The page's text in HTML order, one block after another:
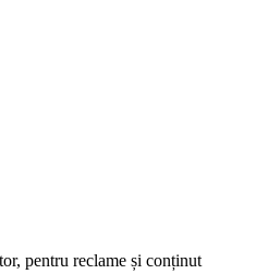
pentru reclame și conținut